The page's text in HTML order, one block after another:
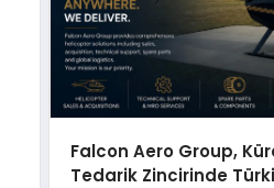
Falcon Aero Group,
Tedarik Zincirinde